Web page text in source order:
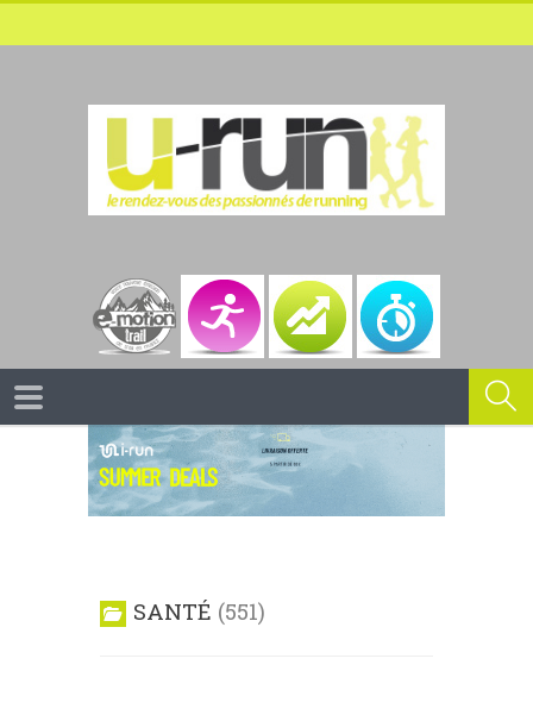
SANTÉ 551